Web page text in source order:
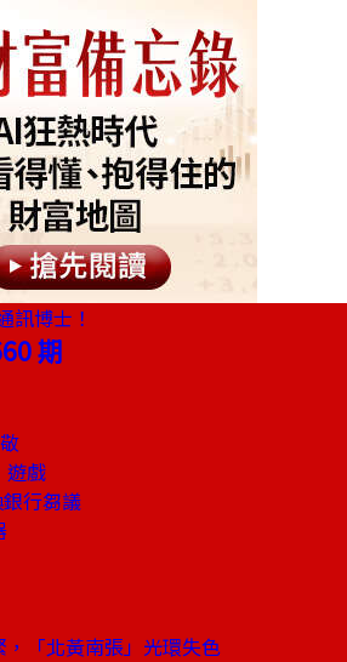
訊博士！
期
遊戲
行芻議
「北黃南張」光環失色